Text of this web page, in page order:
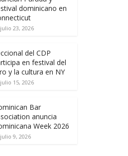
dominicano en
julio 23, 2026
del CDP
en festival del
y la cultura en NY
julio 15, 2026
Bar
anuncia
Week 2026
julio 9, 2026